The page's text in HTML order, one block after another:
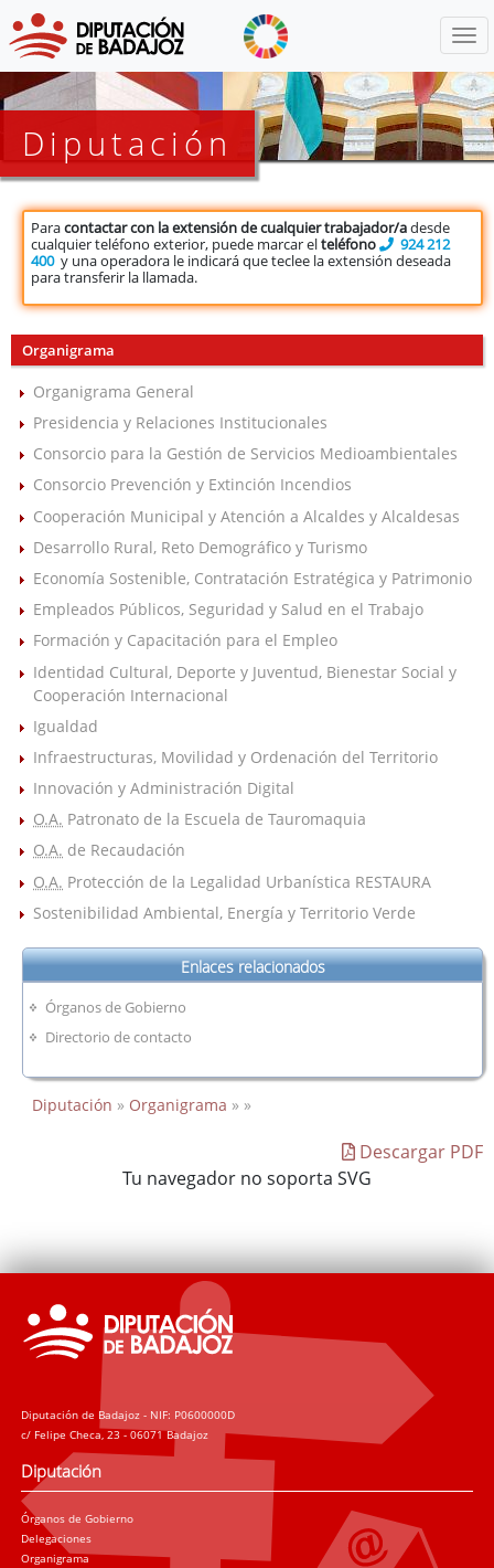
Diputación
Paracontactar con la extensión de cualquier trabajador/adesde
cualquier teléfono exterior, puede marcar elteléfono
924 212
400y una operadora le indicará que teclee la extensión deseada
para transferir la llamada.
Organigrama
Organigrama General
Presidencia y Relaciones Institucionales
Consorcio para la Gestión de Servicios Medioambientales
Consorcio Prevención y Extinción Incendios
Cooperación Municipal y Atención a Alcaldes y Alcaldesas
Desarrollo Rural, Reto Demográfico y Turismo
Economía Sostenible, Contratación Estratégica y Patrimonio
Empleados Públicos, Seguridad y Salud en el Trabajo
Formación y Capacitación para el Empleo
Identidad Cultural, Deporte y Juventud, Bienestar Social y
Cooperación Internacional
Igualdad
Infraestructuras, Movilidad y Ordenación del Territorio
Innovación y Administración Digital
O.A. Patronato de la Escuela de Tauromaquia
O.A. de Recaudación
O.A. Protección de la Legalidad Urbanística RESTAURA
Sostenibilidad Ambiental, Energía y Territorio Verde
Enlaces relacionados
Órganos de Gobierno
Directorio de contacto
Diputación » Organigrama » »
Descargar PDF
Tu navegador no soporta SVG
Diputación de Badajoz - NIF: P0600000D
c/ Felipe Checa, 23 - 06071 Badajoz
Diputación
Órganos de Gobierno
Delegaciones
Organigrama